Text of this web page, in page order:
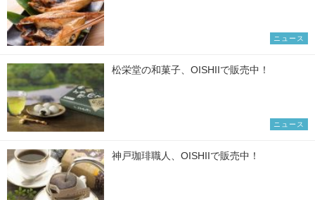
ニュース
松栄堂の和菓子、OISHIIで販売中！
ニュース
神戸珈琲職人、OISHIIで販売中！